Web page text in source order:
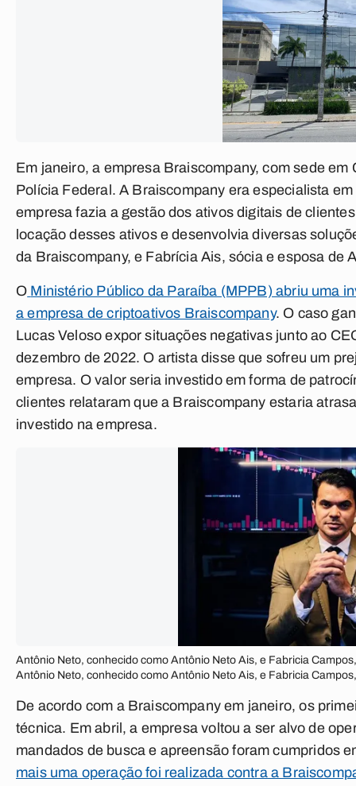
Em janeiro, a empresa Braiscompany, com sede
Polícia Federal. A Braiscompany era especialista
empresa fazia a gestão dos ativos digitais de
locação desses ativos e desenvolvia diversas
da Braiscompany, e Fabrícia Ais, sócia e esposa de
O Ministério Público da Paraíba (MPPB) abriu uma
a empresa de criptoativos Braiscompany. O caso
Lucas Veloso expor situações negativas junto ao
dezembro de 2022. O artista disse que sofreu um
empresa. O valor seria investido em forma de
clientes relataram que a Braiscompany estaria
investido na empresa.
Antônio Neto, conhecido como Antônio Neto Ais, e Fabricia
Antônio Neto, conhecido como Antônio Neto Ais, e Fabricia
De acordo com a Braiscompany em janeiro, os
técnica. Em abril, a empresa voltou a ser alvo de
mandados de busca e apreensão foram cumpridos
mais uma operação foi realizada contra a